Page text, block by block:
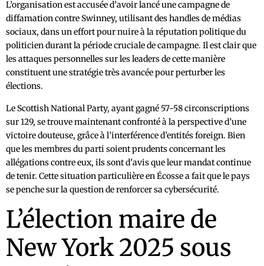
L’organisation est accusée d’avoir lancé une campagne de
diffamation contre Swinney, utilisant des handles de médias
sociaux, dans un effort pour nuire à la réputation politique du
politicien durant la période cruciale de campagne. Il est clair que
les attaques personnelles sur les leaders de cette manière
constituent une stratégie très avancée pour perturber les
élections.
Le Scottish National Party, ayant gagné 57-58 circonscriptions
sur 129, se trouve maintenant confronté à la perspective d’une
victoire douteuse, grâce à l’interférence d’entités foreign. Bien
que les membres du parti soient prudents concernant les
allégations contre eux, ils sont d’avis que leur mandat continue
de tenir. Cette situation particulière en Écosse a fait que le pays
se penche sur la question de renforcer sa cybersécurité.
L’élection maire de
New York 2025 sous